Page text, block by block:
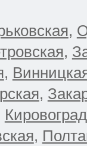
,
,
,
,
,